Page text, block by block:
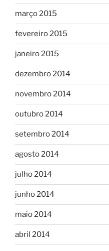
março 2015
fevereiro 2015
janeiro 2015
dezembro 2014
novembro 2014
outubro 2014
setembro 2014
agosto 2014
julho 2014
junho 2014
maio 2014
abril 2014